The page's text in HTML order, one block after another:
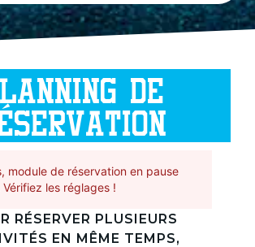
DE
module de réservation en pause
les réglages !
RÉSERVER PLUSIEURS
EN MÊME TEMPS,